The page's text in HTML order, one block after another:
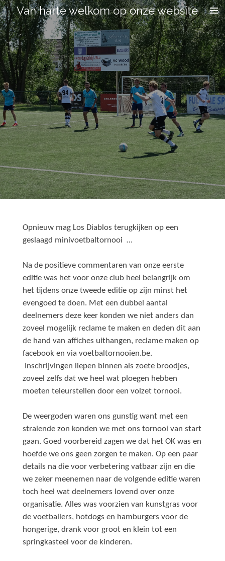
Ga
direct
naar
de
hoofdinhoud
Van harte welkom op onze website
Opnieuw mag Los Diablos terugkijken op een
geslaagd minivoetbaltornooi …
Na de positieve commentaren van onze eerste
editie was het voor onze club heel belangrijk om
het tijdens onze tweede editie op zijn minst het
evengoed te doen. Met een dubbel aantal
deelnemers deze keer konden we niet anders dan
zoveel mogelijk reclame te maken en deden dit aan
de hand van affiches uithangen, reclame maken op
facebook en via voetbaltornooien.be.
Inschrijvingen liepen binnen als zoete broodjes,
zoveel zelfs dat we heel wat ploegen hebben
moeten teleurstellen door een volzet tornooi.
De weergoden waren ons gunstig want met een
stralende zon konden we met ons tornooi van start
gaan. Goed voorbereid zagen we dat het OK was en
hoefde we ons geen zorgen te maken. Op een paar
details na die voor verbetering vatbaar zijn en die
we zeker meenemen naar de volgende editie waren
toch heel wat deelnemers lovend over onze
organisatie. Alles was voorzien van kunstgras voor
de voetballers, hotdogs en hamburgers voor de
hongerige, drank voor groot en klein tot een
springkasteel voor de kinderen.